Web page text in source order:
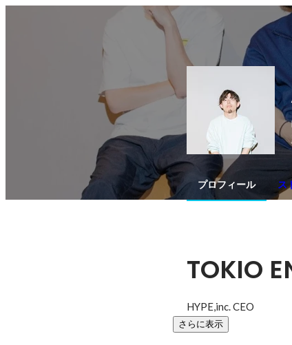
プロフィール ス
TOKIO
HYPE,inc. CEO
さらに表示